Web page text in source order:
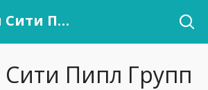
Логотип Сити Пипл Групп
Пипл Групп